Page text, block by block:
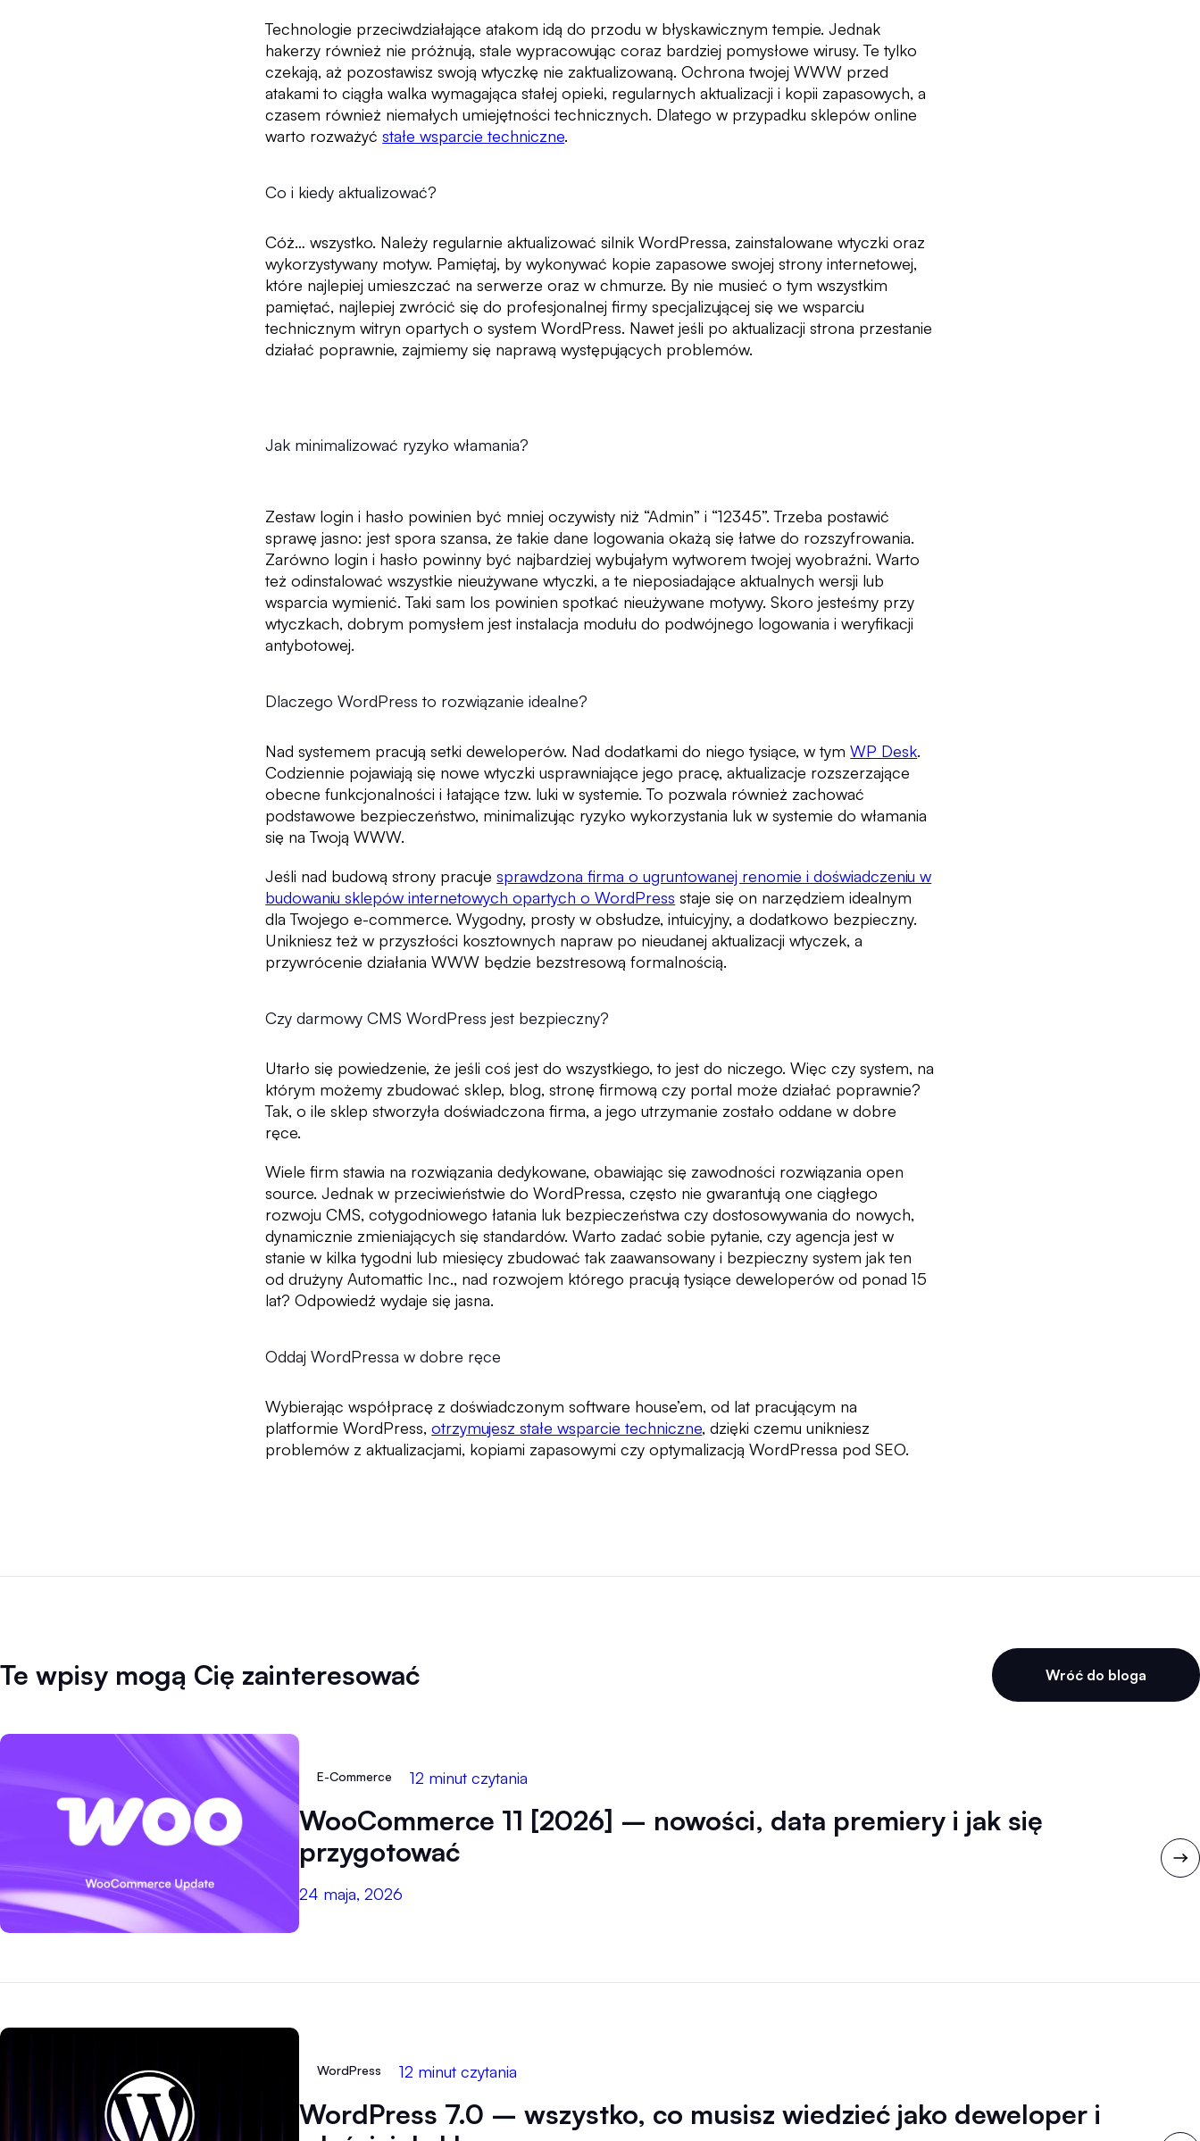
Technologie przeciwdziałające atakom idą do przodu w błyskawicznym tempie. Jednak
hakerzy również nie próżnują, stale wypracowując coraz bardziej pomysłowe wirusy. Te tylko
czekają, aż pozostawisz swoją wtyczkę nie zaktualizowaną. Ochrona twojej WWW przed
atakami to ciągła walka wymagająca stałej opieki, regularnych aktualizacji i kopii zapasowych, a
czasem również niemałych umiejętności technicznych. Dlatego w przypadku sklepów online
warto rozważyćstałe wsparcie techniczne.
Co i kiedy aktualizować?
Cóż… wszystko. Należy regularnie aktualizować silnik WordPressa, zainstalowane wtyczki oraz
wykorzystywany motyw. Pamiętaj, by wykonywać kopie zapasowe swojej strony internetowej,
które najlepiej umieszczać na serwerze oraz w chmurze. By nie musieć o tym wszystkim
pamiętać, najlepiej zwrócić się do profesjonalnej firmy specjalizującej się we wsparciu
technicznym witryn opartych o system WordPress. Nawet jeśli po aktualizacji strona przestanie
działać poprawnie, zajmiemy się naprawą występujących problemów.
Jak minimalizować ryzyko włamania?
Zestaw login i hasło powinien być mniej oczywisty niż “Admin” i “12345”. Trzeba postawić
sprawę jasno: jest spora szansa, że takie dane logowania okażą się łatwe do rozszyfrowania.
Zarówno login i hasło powinny być najbardziej wybujałym wytworem twojej wyobraźni. Warto
też odinstalować wszystkie nieużywane wtyczki, a te nieposiadające aktualnych wersji lub
wsparcia wymienić. Taki sam los powinien spotkać nieużywane motywy. Skoro jesteśmy przy
wtyczkach, dobrym pomysłem jest instalacja modułu do podwójnego logowania i weryfikacji
antybotowej.
Dlaczego WordPress to rozwiązanie idealne?
Nad systemem pracują setki deweloperów. Nad dodatkami do niego tysiące, w tymWP Desk.
Codziennie pojawiają się nowe wtyczki usprawniające jego pracę, aktualizacje rozszerzające
obecne funkcjonalności i łatające tzw. luki w systemie. To pozwala również zachować
podstawowe bezpieczeństwo, minimalizując ryzyko wykorzystania luk w systemie do włamania
się na Twoją WWW.
Jeśli nad budową strony pracujesprawdzona firma o ugruntowanej renomie i doświadczeniu w
budowaniu sklepów internetowych opartych o WordPress staje się on narzędziem idealnym
dla Twojego e-commerce. Wygodny, prosty w obsłudze, intuicyjny, a dodatkowo bezpieczny.
Unikniesz też w przyszłości kosztownych napraw po nieudanej aktualizacji wtyczek, a
przywrócenie działania WWW będzie bezstresową formalnością.
Czy darmowy CMS WordPress jest bezpieczny?
Utarło się powiedzenie, że jeśli coś jest do wszystkiego, to jest do niczego. Więc czy system, na
którym możemy zbudować sklep, blog, stronę firmową czy portal może działać poprawnie?
Tak, o ile sklep stworzyła doświadczona firma, a jego utrzymanie zostało oddane w dobre
ręce.
Wiele firm stawia na rozwiązania dedykowane, obawiając się zawodności rozwiązania open
source. Jednak w przeciwieństwie do WordPressa, często nie gwarantują one ciągłego
rozwoju CMS, cotygodniowego łatania luk bezpieczeństwa czy dostosowywania do nowych,
dynamicznie zmieniających się standardów. Warto zadać sobie pytanie, czy agencja jest w
stanie w kilka tygodni lub miesięcy zbudować tak zaawansowany i bezpieczny system jak ten
od drużyny Automattic Inc., nad rozwojem którego pracują tysiące deweloperów od ponad 15
lat? Odpowiedź wydaje się jasna.
Oddaj WordPressa w dobre ręce
Wybierając współpracę z doświadczonym software house’em, od lat pracującym na
platformie WordPress,otrzymujesz stałe wsparcie techniczne, dzięki czemu unikniesz
problemów z aktualizacjami, kopiami zapasowymi czy optymalizacją WordPressa pod SEO.
Te wpisy mogą Cię zainteresować Wróć do bloga
E-Commerce 12 minut czytania
WooCommerce 11 [2026] – nowości, data premiery i jak się
przygotować
24 maja, 2026
WordPress 12 minut czytania
WordPress 7.0 – wszystko, co musisz wiedzieć jako deweloper i